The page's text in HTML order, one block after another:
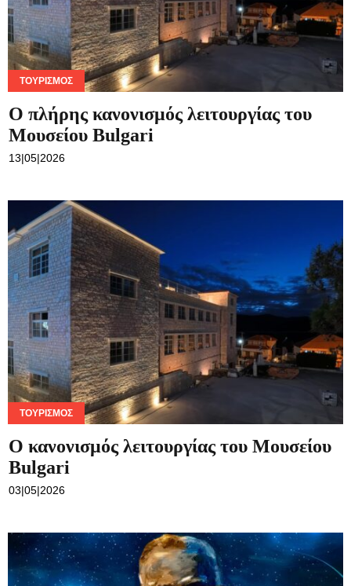
ΤΟΥΡΙΣΜΌΣ
Ο πλήρης κανονισμός λειτουργίας του
Μουσείου Bulgari
13|05|2026
ΤΟΥΡΙΣΜΌΣ
Ο κανονισμός λειτουργίας του Μουσείου
Bulgari
03|05|2026